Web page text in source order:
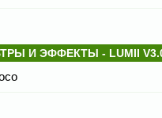
И ЭФФЕКТЫ - LUMII